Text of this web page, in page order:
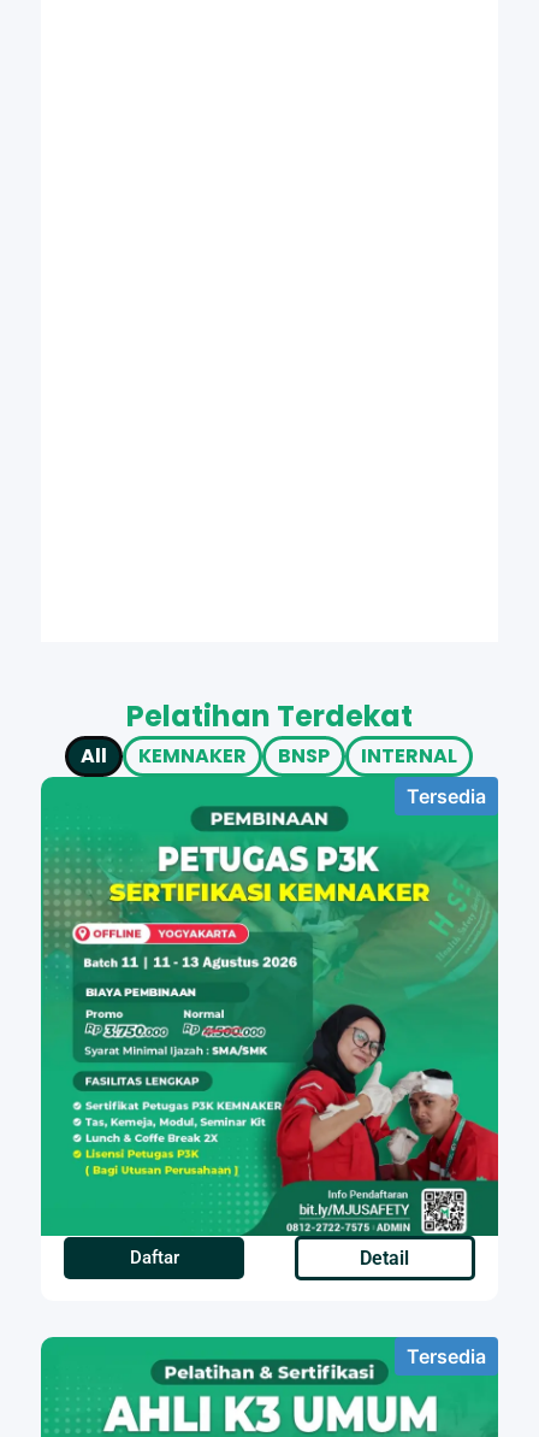
Pelatihan Terdekat
KEMNAKER BNSP INTERNAL
All
Tersedia
Daftar Detail
Tersedia